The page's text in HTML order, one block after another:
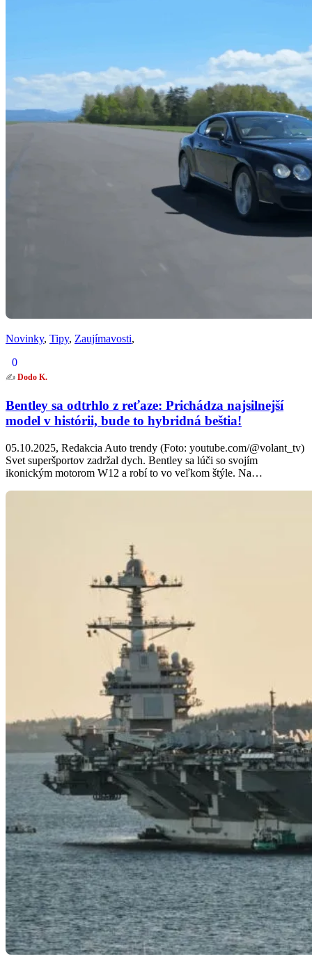
Novinky, Tipy, Zaujímavosti,
0
✍️ Dodo K.
Bentley sa odtrhlo z reťaze: Prichádza najsilnejší
model v histórii, bude to hybridná beštia!
05.10.2025, Redakcia Auto trendy (Foto: youtube.com/@volant_tv)
Svet superšportov zadržal dych. Bentley sa lúči so svojím
ikonickým motorom W12 a robí to vo veľkom štýle. Na…